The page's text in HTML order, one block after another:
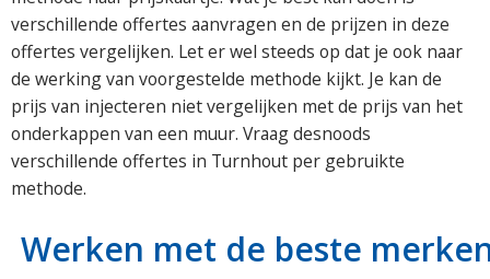
verschillende offertes aanvragen en de prijzen in deze
offertes vergelijken. Let er wel steeds op dat je ook naar
de werking van voorgestelde methode kijkt. Je kan de
prijs van injecteren niet vergelijken met de prijs van het
onderkappen van een muur. Vraag desnoods
verschillende offertes in Turnhout per gebruikte
methode.
Werken met de beste